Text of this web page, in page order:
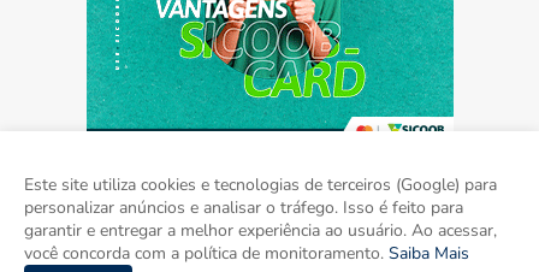
Home Sobre Contato Mídia Kit
Este site utiliza cookies e tecnologias de terceiros (Google) para
personalizar anúncios e analisar o tráfego. Isso é feito para
garantir e entregar a melhor experiência ao usuário. Ao acessar,
você concorda com a política de monitoramento. Saiba Mais